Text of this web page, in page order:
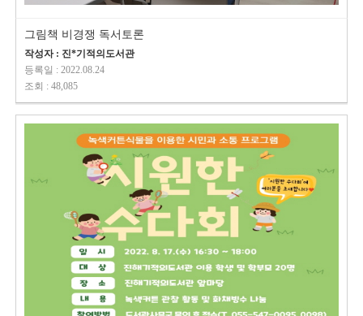
그림책 비경쟁 독서토론
작성자 : 진*기적의도서관
등록일 : 2022.08.24
조회 : 48,085